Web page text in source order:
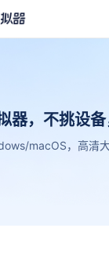
器，不挑设备
macOS，高清